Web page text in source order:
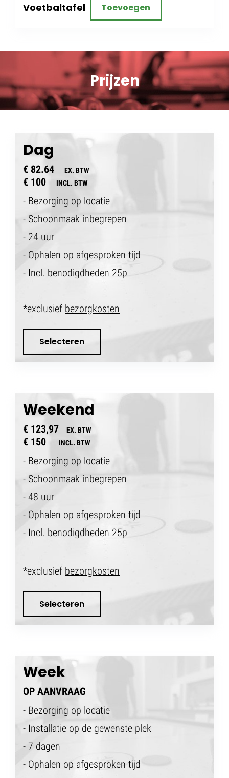
Voetbaltafel Toevoegen
Prijzen
Dag
€ 82.64 EX. BTW
€ 100 INCL. BTW
- Bezorging op locatie
- Schoonmaak inbegrepen
- 24 uur
- Ophalen op afgesproken tijd
- Incl. benodigdheden 25p
*exclusief bezorgkosten
Selecteren
Weekend
€ 123,97 EX. BTW
€ 150 INCL. BTW
- Bezorging op locatie
- Schoonmaak inbegrepen
- 48 uur
- Ophalen op afgesproken tijd
- Incl. benodigdheden 25p
*exclusief bezorgkosten
Selecteren
Week
OP AANVRAAG
- Bezorging op locatie
- Installatie op de gewenste plek
- 7 dagen
- Ophalen op afgesproken tijd